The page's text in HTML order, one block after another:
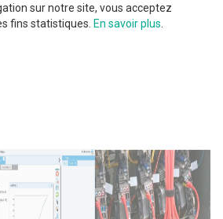
sur notre site, vous acceptez
fins statistiques. En savoir plus